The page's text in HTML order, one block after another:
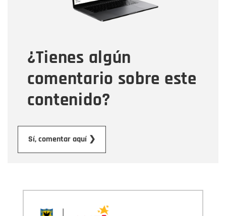
¿Tienes algún
comentario sobre este
contenido?
Sí, comentar aquí ❯
Tipo de comentario
Mensaje